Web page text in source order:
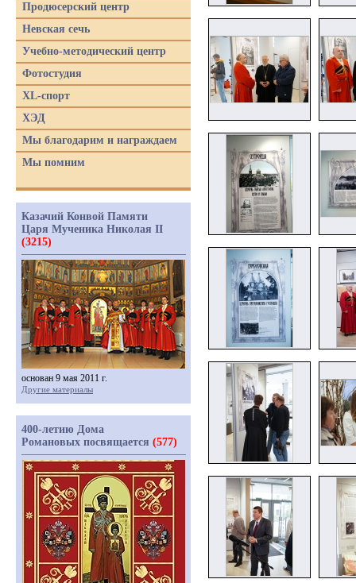
Продюсерский центр
Невская сечь
Учебно-методический центр
Фотостудия
XL-спорт
ХЭД
Мы благодарим и награждаем
Мы помним
Казачий Конвой Памяти
Царя Мученика Николая II
(3215)
основан 9 мая 2011 г.
Другие материалы
400-летию Дома
Романовых посвящается (577)